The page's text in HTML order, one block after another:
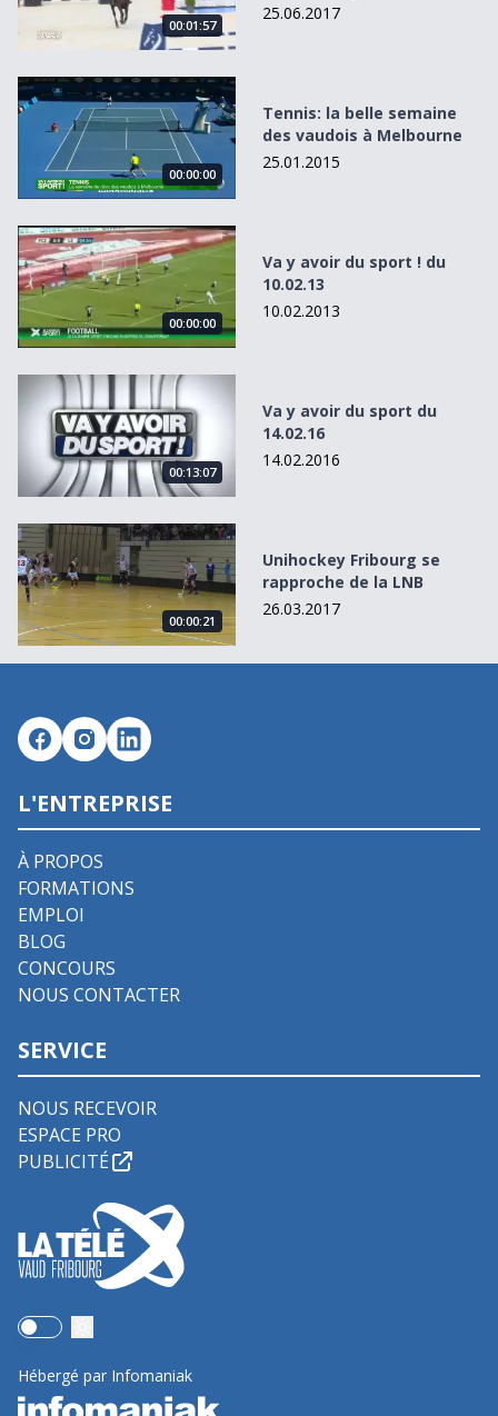
00:01:57
25.06.2017
Tennis: la belle semaine des vaudois à Melbourne
00:00:00
Tennis: la belle semaine
des vaudois à Melbourne
25.01.2015
Va y avoir du sport ! du 10.02.13
00:00:00
Va y avoir du sport ! du
10.02.13
10.02.2013
Va y avoir du sport du 14.02.16
00:13:07
Va y avoir du sport du
14.02.16
14.02.2016
Unihockey Fribourg se rapproche de la LNB
00:00:21
Unihockey Fribourg se
rapproche de la LNB
26.03.2017
L'ENTREPRISE
À PROPOS
FORMATIONS
EMPLOI
BLOG
CONCOURS
NOUS CONTACTER
SERVICE
NOUS RECEVOIR
ESPACE PRO
PUBLICITÉ
Use setting
Hébergé par Infomaniak